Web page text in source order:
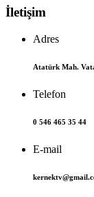
İletişim
Adres
Atatürk Mah.
Telefon
0 546 465 35 44
E-mail